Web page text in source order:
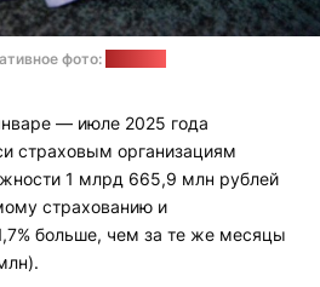
фото:
— июле 2025 года
страховым организациям
1 млрд 665,9 млн рублей
страхованию и
больше, чем за те же месяцы